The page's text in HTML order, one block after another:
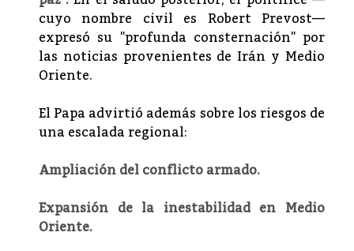
cuyo nombre civil es Robert Prevost—
expresó su "profunda consternación" por
las noticias provenientes de Irán y Medio
Oriente.
El Papa advirtió además sobre los riesgos de
una escalada regional:
Ampliación del conflicto armado.
Expansión de la inestabilidad en Medio
Oriente.